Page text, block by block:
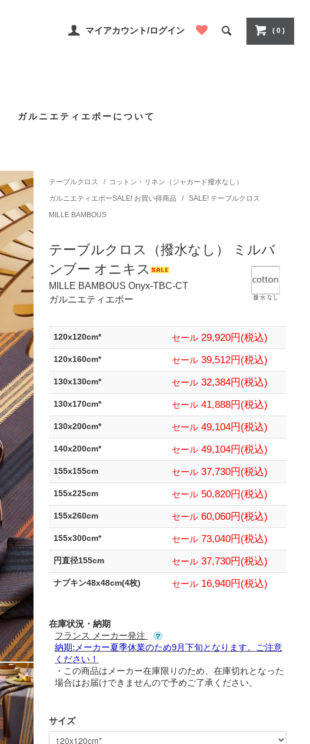
マイアカウント/ログイン ( 0 )
ガルニエティエボーについて
テーブルクロス / コットン・リネン（ジャカード撥水なし）
ガルニエティエボーSALE! お買い得商品
/ SALE! テーブルクロス
MILLE BAMBOUS
テーブルクロス（撥水なし） ミルバ
ンブー オニキス
MILLE BAMBOUS Onyx-TBC-CT
ガルニエティエボー
120x120cm* セール29,920円(税込)
120x160cm* セール39,512円(税込)
130x130cm* セール32,384円(税込)
130x170cm* セール41,888円(税込)
130x200cm* セール49,104円(税込)
140x200cm* セール49,104円(税込)
155x155cm セール37,730円(税込)
155x225cm セール50,820円(税込)
155x260cm セール60,060円(税込)
155x300cm* セール73,040円(税込)
円直径155cm セール37,730円(税込)
ナプキン48x48cm(4枚) セール16,940円(税込)
在庫状況・納期
フランス メーカー発注
納期:メーカー夏季休業のため9月下旬となります。ご注意
ください！
・この商品はメーカー在庫限りのため、在庫切れとなった
場合はお届けできませんので予めご了承ください。
サイズ